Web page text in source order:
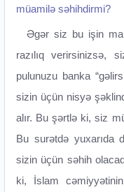
müamilə səhihdirmi?
Əgər siz bu işin
razılıq verirsinizsə,
pulunuzu banka
sizin üçün nisyə
alır. Bu şərtlə ki, siz
Bu surətdə yuxarıda
sizin üçün səhih
ki, İslam